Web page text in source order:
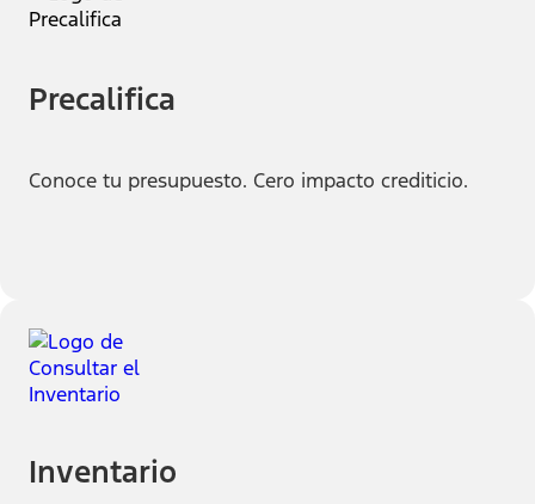
Precalifica
Conoce tu presupuesto. Cero impacto crediticio.
Inventario